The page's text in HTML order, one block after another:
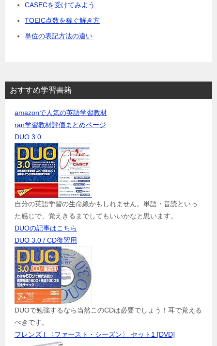
CASECを受けてみよう
TOEIC点数を稼ぐ解き方
単位の表記方法の違い
おすすめ学習書籍
amazonで人気の英語学習教材
ran学習教材評価まとめページ
DUO 3.0
自分の英語学習の生命線かもしれません。単語・音読といっ
た感じで、覚えきるまでしてもいいかなと思います。
DUOの記事はこちら
DUO 3.0 / CD復習用
DUOで勉強するなら当然このCDは必要でしょう！耳で覚える
べきです。
フレンズ I 〈ファースト・シーズン〉 セット1 [DVD]